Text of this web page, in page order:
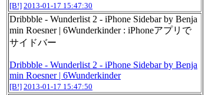
[B!] 2013-01-17 15:47:30
Dribbble - Wunderlist 2 - iPhone Sidebar by Benja
min Roesner | 6Wunderkinder : iPhoneアプリで
サイドバー
Dribbble - Wunderlist 2 - iPhone Sidebar by Benja
min Roesner | 6Wunderkinder
[B!] 2013-01-17 15:47:50